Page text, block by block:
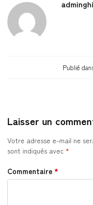
Publié
Laisser un
Votre adresse e-mail ne
sont indiqués avec *
Commentaire*